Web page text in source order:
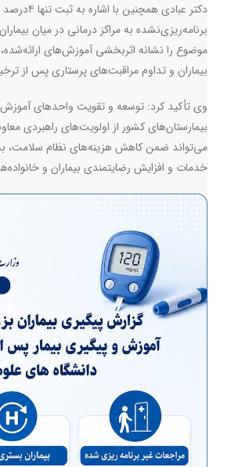
دکتر عبادی همچنین
برنامه‌ریزی‌نشده به مراکز درمانی در میان
موضوع را نشانه اثربخشی آموزش‌های
بیماران و تداوم مراقبت‌های پرستاری پس از
وی تأکید کرد: توسعه و تقویت واحدهای آموزش
بیمارستان‌های کشور از اولویت‌های راهبردی
می‌تواند ضمن کاهش هزینه‌های نظام سلامت،
خدمات و افزایش رضایتمندی بیماران و